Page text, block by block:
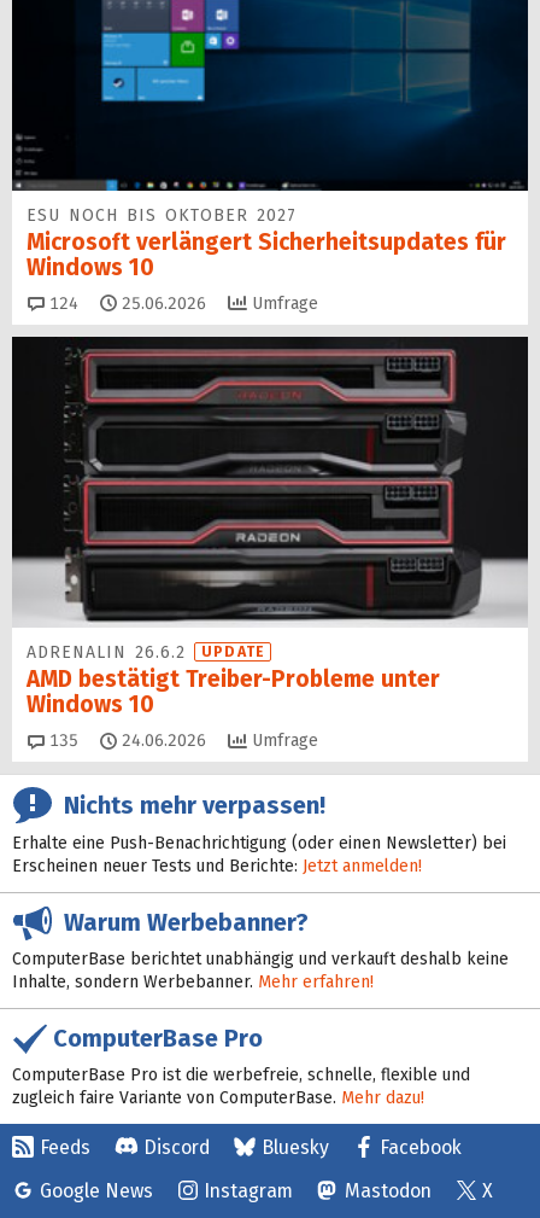
ESU NOCH BIS OKTOBER 2027
Microsoft verlängert Sicherheitsupdates für
Windows 10
124 Kommentare
25.06.2026 Umfrage
ADRENALIN 26.6.2 UPDATE
AMD bestätigt Treiber-Probleme unter
Windows 10
135 Kommentare
24.06.2026 Umfrage
Nichts mehr verpassen!
Erhalte eine Push-Benachrichtigung (oder einen Newsletter) bei
Erscheinen neuer Tests und Berichte: Jetzt anmelden!
Warum Werbebanner?
ComputerBase berichtet unabhängig und verkauft deshalb keine
Inhalte, sondern Werbebanner. Mehr erfahren!
ComputerBase Pro
ComputerBase Pro ist die werbefreie, schnelle, flexible und
zugleich faire Variante von ComputerBase. Mehr dazu!
Feeds Discord Bluesky
Facebook
Google News
Instagram Mastodon X